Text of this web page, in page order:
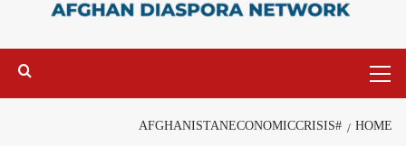
HOME
#AFGHANISTANECONOMICCRISIS